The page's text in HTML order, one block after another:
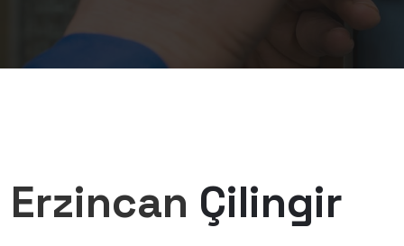
Erzincan Çilingir